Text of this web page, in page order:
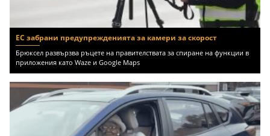
ЕС забрани предупрежденията за камери за скорост
Брюксел развързва ръцете на правителствата за спиране на функции в
приложения като Waze и Google Maps